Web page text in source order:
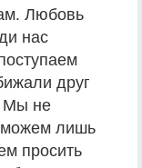
Любовь
нас
друг
Мы не
лишь
просить